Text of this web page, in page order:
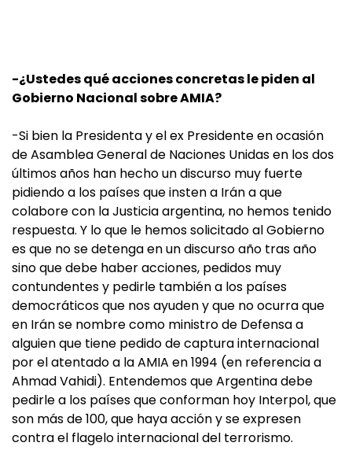
-¿Ustedes qué acciones concretas le piden al
Gobierno Nacional sobre AMIA?
-Si bien la Presidenta y el ex Presidente en ocasión
de Asamblea General de Naciones Unidas en los dos
últimos años han hecho un discurso muy fuerte
pidiendo a los países que insten a Irán a que
colabore con la Justicia argentina, no hemos tenido
respuesta. Y lo que le hemos solicitado al Gobierno
es que no se detenga en un discurso año tras año
sino que debe haber acciones, pedidos muy
contundentes y pedirle también a los países
democráticos que nos ayuden y que no ocurra que
en Irán se nombre como ministro de Defensa a
alguien que tiene pedido de captura internacional
por el atentado a la AMIA en 1994 (en referencia a
Ahmad Vahidi). Entendemos que Argentina debe
pedirle a los países que conforman hoy Interpol, que
son más de 100, que haya acción y se expresen
contra el flagelo internacional del terrorismo.